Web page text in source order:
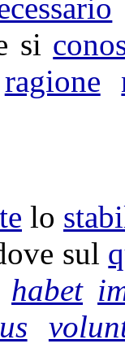
si
ragione
lo
sul
habet